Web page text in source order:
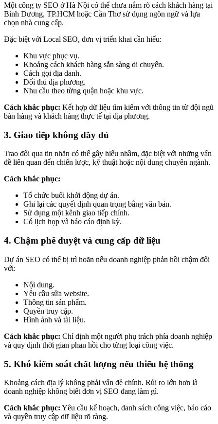
Một công ty SEO ở Hà Nội có thể chưa nắm rõ cách khách hàng tại
Bình Dương, TP.HCM hoặc Cần Thơ sử dụng ngôn ngữ và lựa
chọn nhà cung cấp.
Đặc biệt với Local SEO, đơn vị triển khai cần hiểu:
Khu vực phục vụ.
Khoảng cách khách hàng sẵn sàng di chuyển.
Cách gọi địa danh.
Đối thủ địa phương.
Nhu cầu theo từng quận hoặc khu vực.
Cách khắc phục: Kết hợp dữ liệu tìm kiếm với thông tin từ đội ngũ
bán hàng và khách hàng thực tế tại địa phương.
3. Giao tiếp không đầy đủ
Trao đổi qua tin nhắn có thể gây hiểu nhầm, đặc biệt với những vấn
đề liên quan đến chiến lược, kỹ thuật hoặc nội dung chuyên ngành.
Cách khắc phục:
Tổ chức buổi khởi động dự án.
Ghi lại các quyết định quan trọng bằng văn bản.
Sử dụng một kênh giao tiếp chính.
Có lịch họp và báo cáo định kỳ.
4. Chậm phê duyệt và cung cấp dữ liệu
Dự án SEO có thể bị trì hoãn nếu doanh nghiệp phản hồi chậm đối
với:
Nội dung.
Yêu cầu sửa website.
Thông tin sản phẩm.
Quyền truy cập.
Hình ảnh và tài liệu.
Cách khắc phục: Chỉ định một người phụ trách phía doanh nghiệp
và quy định thời gian phản hồi cho từng loại công việc.
5. Khó kiểm soát chất lượng nếu thiếu hệ thống
Khoảng cách địa lý không phải vấn đề chính. Rủi ro lớn hơn là
doanh nghiệp không biết đơn vị SEO đang làm gì.
Cách khắc phục: Yêu cầu kế hoạch, danh sách công việc, báo cáo
và quyền truy cập dữ liệu rõ ràng.